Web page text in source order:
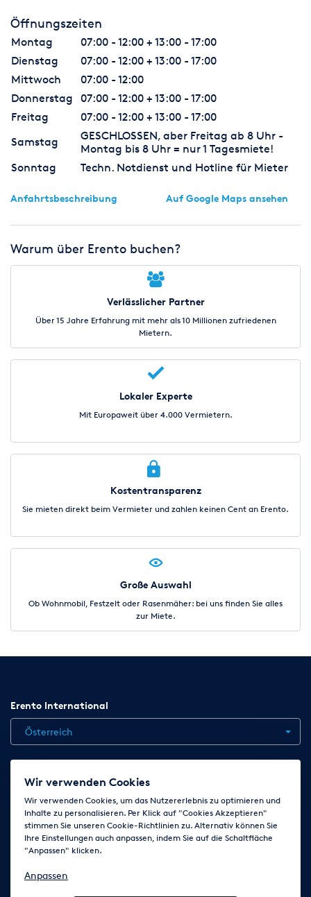
Öffnungszeiten
Montag
07:00 - 12:00 + 13:00 - 17:00
Dienstag
07:00 - 12:00 + 13:00 - 17:00
Mittwoch
07:00 - 12:00
Donnerstag
07:00 - 12:00 + 13:00 - 17:00
Freitag
07:00 - 12:00 + 13:00 - 17:00
Samstag
GESCHLOSSEN, aber Freitag ab 8 Uhr -
Montag bis 8 Uhr = nur 1 Tagesmiete!
Sonntag
Techn. Notdienst und Hotline für Mieter
Anfahrtsbeschreibung Auf Google Maps ansehen
Warum über Erento buchen?
Verlässlicher Partner
Über 15 Jahre Erfahrung mit mehr als 10 Millionen zufriedenen
Mietern.
Lokaler Experte
Mit Europaweit über 4.000 Vermietern.
Kostentransparenz
Sie mieten direkt beim Vermieter und zahlen keinen Cent an Erento.
Große Auswahl
Ob Wohnmobil, Festzelt oder Rasenmäher: bei uns finden Sie alles
zur Miete.
Erento International
Österreich
Jobs Kontakt News
AGB
Impressum Cookie-Einstellungen ändern
Folge uns auf
Wir verwenden Cookies
Wir verwenden Cookies, um das Nutzererlebnis zu optimieren und
Inhalte zu personalisieren. Per Klick auf "Cookies Akzeptieren"
stimmen Sie unseren Cookie-Richtlinien zu. Alternativ können Sie
Ihre Einstellungen auch anpassen, indem Sie auf die Schaltfläche
"Anpassen" klicken.
Anpassen